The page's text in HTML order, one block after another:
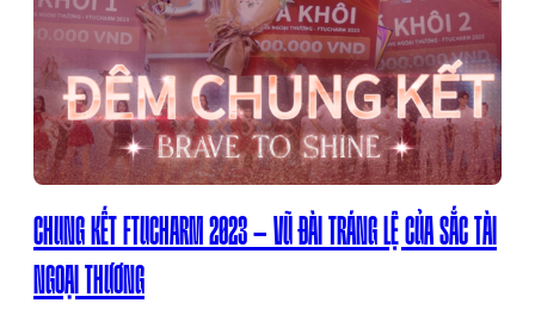
CHUNG KẾT FTUCHARM 2023 – VŨ ĐÀI TRÁNG LỆ CỦA SẮC TÀI
NGOẠI THƯƠNG